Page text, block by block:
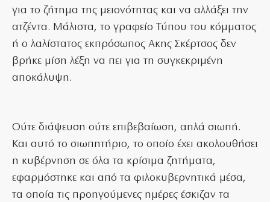
για το ζήτημα της μειονότητας και να αλλάξει την
ατζέντα. Μάλιστα, το γραφείο Τύπου του κόμματος
ή ο λαλίστατος εκπρόσωπος Ακης Σκέρτσος δεν
βρήκε μίση λέξη να πει για τη συγκεκριμένη
αποκάλυψη.
Ούτε διάψευση ούτε επιβεβαίωση, απλά σιωπή.
Και αυτό το σιωπητήριο, το οποίο έχει ακολουθήσει
η κυβέρνηση σε όλα τα κρίσιμα ζητήματα,
εφαρμόστηκε και από τα φιλοκυβερνητικά μέσα,
τα οποία τις προηγούμενες ημέρες έσκιζαν τα